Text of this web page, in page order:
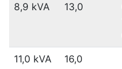
8,9 kVA
13,0
11,0 kVA
16,0